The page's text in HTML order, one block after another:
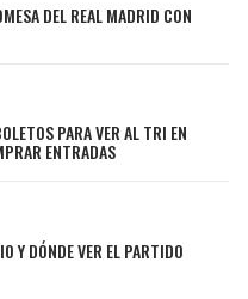
DEL REAL MADRID CON
PARA VER AL TRI EN
ENTRADAS
Y DÓNDE VER EL PARTIDO